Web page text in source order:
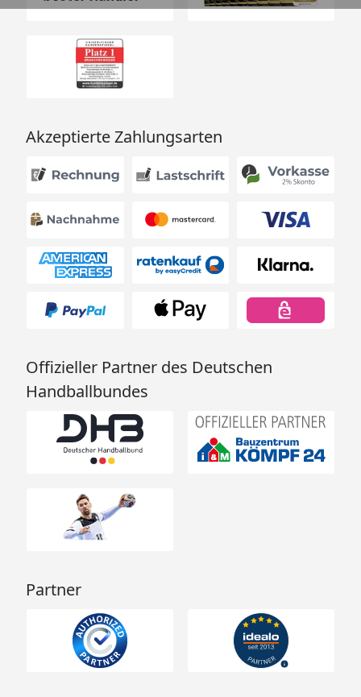
Akzeptierte Zahlungsarten
Offizieller Partner des Deutschen
Handballbundes
Partner